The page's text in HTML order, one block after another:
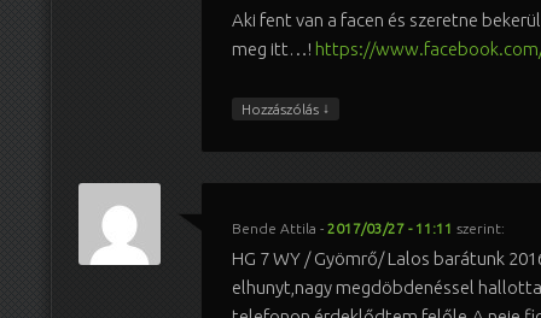
Aki fent van a facen és szeretne
meg itt…! https://
Hozzászólás ↓
Bende Attila - 2017/03/27 - 11:11 szerint:
HG 7 WY / Gyömrő/ Lalos barátunk
elhunyt,nagy megdöbdenéssel